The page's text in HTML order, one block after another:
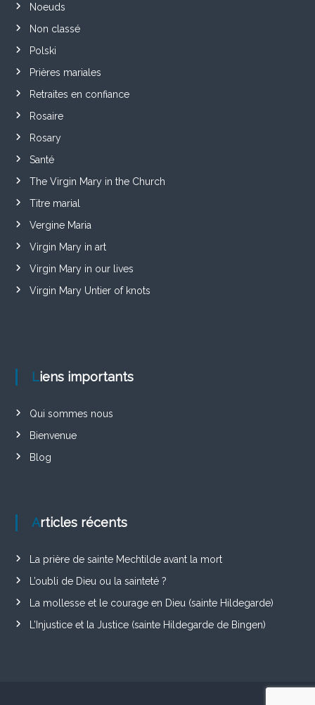
Noeuds
Non classé
Polski
Prières mariales
Retraites en confiance
Rosaire
Rosary
Santé
The Virgin Mary in the Church
Titre marial
Vergine Maria
Virgin Mary in art
Virgin Mary in our lives
Virgin Mary Untier of knots
Liens importants
Qui sommes nous
Bienvenue
Blog
Articles récents
La prière de sainte Mechtilde avant la mort
L’oubli de Dieu ou la sainteté ?
La mollesse et le courage en Dieu (sainte Hildegarde)
L’Injustice et la Justice (sainte Hildegarde de Bingen)